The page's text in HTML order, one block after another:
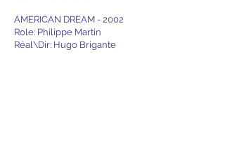
AMERICAN DREAM - 2002
Role: Philippe Martin
Réal\Dir: Hugo Brigante